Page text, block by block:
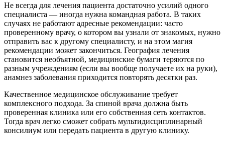
Не всегда для лечения пациента достаточно усилий одного
специалиста — иногда нужна командная работа. В таких
случаях не работают адресные рекомендации: часто
проверенному врачу, о котором вы узнали от знакомых, нужно
отправить вас к другому специалисту, и на этом магия
рекомендации может закончиться. География лечения
становится необъятной, медицинские бумаги теряются по
разным учреждениям (если вы вообще получаете их на руки),
анамнез заболевания приходится повторять десятки раз.
Качественное медицинское обслуживание требует
комплексного подхода. За спиной врача должна быть
проверенная клиника или его собственная сеть контактов.
Тогда врач легко сможет собрать мультидисциплинарный
консилиум или передать пациента в другую клинику.